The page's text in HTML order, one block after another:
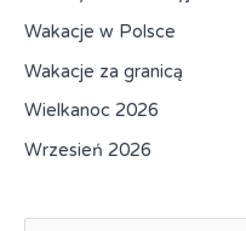
Wakacje w Polsce
Wakacje za granicą
Wielkanoc 2026
Wrzesień 2026